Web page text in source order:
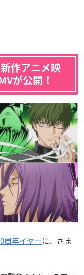
作アニメ映
が公開！
周年イヤーに、さま